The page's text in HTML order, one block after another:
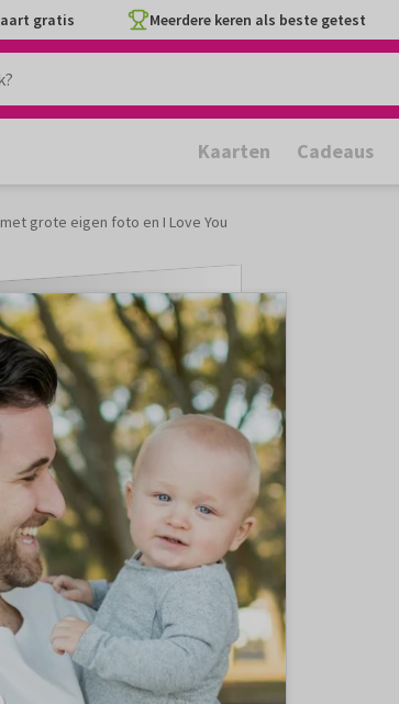
gratis Meerdere keren als beste getest
Kaarten Cadeaus
grote eigen foto en I Love You